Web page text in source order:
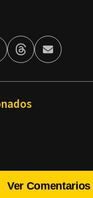
ThreadsEnviar
por
Ver Comentarios